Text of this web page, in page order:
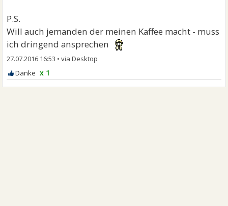
P.S.
Will auch jemanden der meinen Kaffee macht - muss
ich dringend ansprechen
27.07.2016 16:53 •
x 1